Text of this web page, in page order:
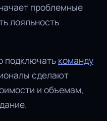
проблемные
лояльность
подключать команду
сделают
и объемам,